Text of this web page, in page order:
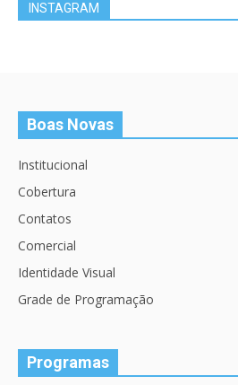
INSTAGRAM
Boas Novas
Institucional
Cobertura
Contatos
Comercial
Identidade Visual
Grade de Programação
Programas